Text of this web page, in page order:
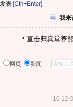
[Ctrl+Enter]
我来
直击归真堂养
网页 新闻
10-12-